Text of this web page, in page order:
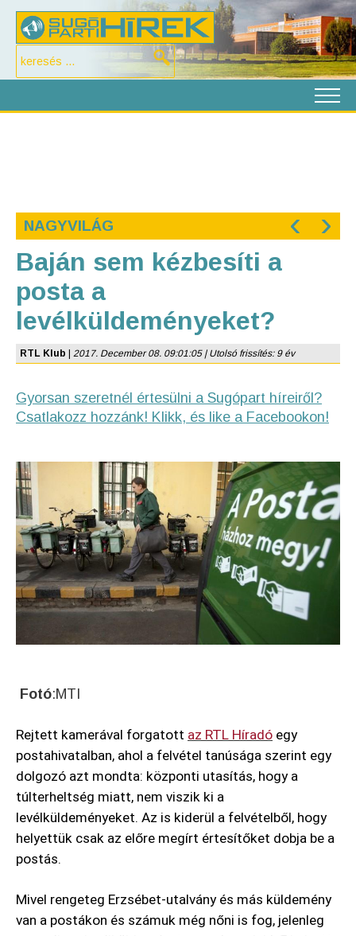
NAGYVILÁG ‹ ›
Baján sem kézbesíti a
posta a
levélküldeményeket?
RTL Klub 2017. December 08. 09:01:05 | Utolsó frissítés: 9 év
Gyorsan szeretnél értesülni a Sugópart híreiről?
Csatlakozz hozzánk! Klikk, és like a Facebookon!
Fotó:MTI
Rejtett kamerával forgatott az RTL Híradó egy
postahivatalban, ahol a felvétel tanúsága szerint egy
dolgozó azt mondta: központi utasítás, hogy a
túlterheltség miatt, nem viszik ki a
levélküldeményeket. Az is kiderül a felvételből, hogy
helyettük csak az előre megírt értesítőket dobja be a
postás.
Mivel rengeteg Erzsébet-utalvány és más küldemény
van a postákon és számuk még nőni is fog, jelenleg